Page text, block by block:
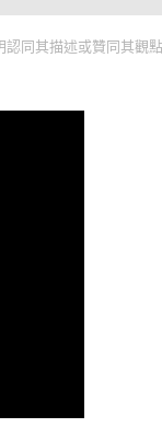
同其描述或贊同其觀